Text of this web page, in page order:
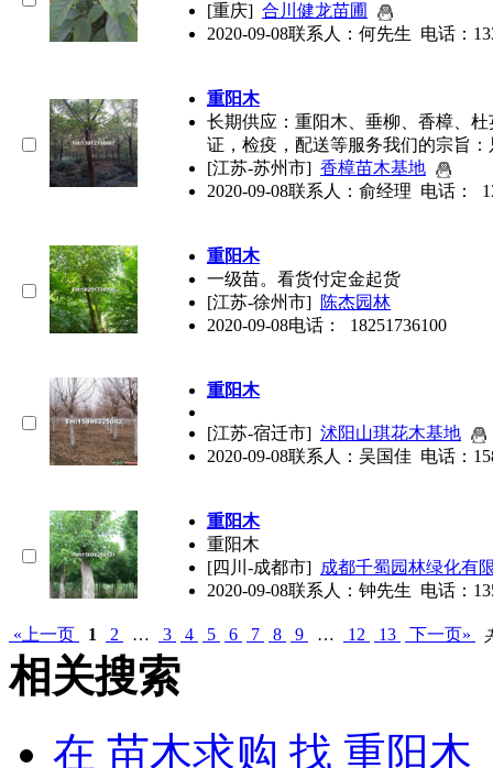
[重庆] 合川健龙苗圃
2020-09-08联系人：何先生 电话：
重阳木
长期供应： 重阳木 、垂柳、香樟、
证，检疫，配送等服务我们的宗旨：
[江苏-苏州市] 香樟苗木基地
2020-09-08联系人：俞经理 电话：
重阳木
一级苗。看货付定金起货
[江苏-徐州市] 陈杰园林
2020-09-08电话： 18251736100
重阳木
[江苏-宿迁市] 沭阳山琪花木基地
2020-09-08联系人：吴国佳 电话：
重阳木
重阳木
[四川-成都市] 成都千蜀园林绿化有
2020-09-08联系人：钟先生 电话：
«上一页 1 2 … 3 4 5 6 7 8 9 … 12 13 下一页»
相关搜索
在 苗木求购 找 重阳木